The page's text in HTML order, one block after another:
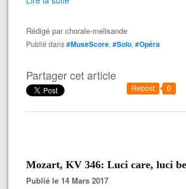
Rédigé parchorale-melisande
Publié dans#MuseScore, #Solo, #Opéra
Partager cet article
Repost 0
Mozart, KV 346: Luci care, luci
Publié le 14 Mars 2017